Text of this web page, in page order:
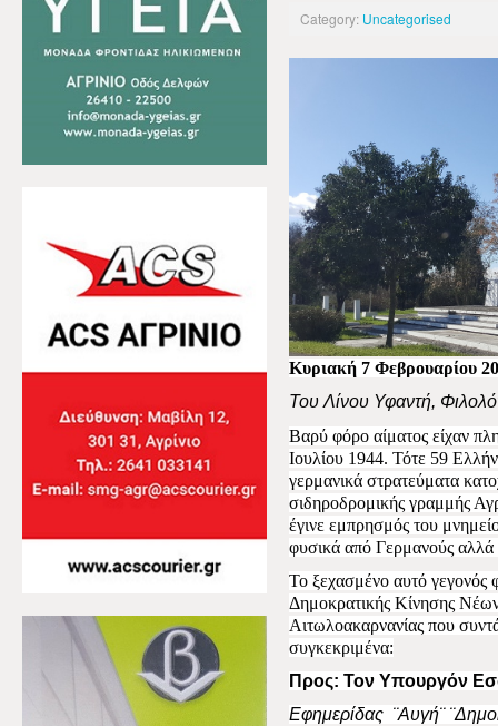
Category: Uncategorised
Κυριακή 7 Φεβρουαρίου
Του Λίνου Υφαντή,
Βαρύ φόρο αίματος είχαν
Ιουλίου 1944. Τότε 59
γερμανικά στρατεύματα
σιδηροδρομικής γραμμής
έγινε εμπρησμός του
φυσικά από Γερμανούς αλλά
Το ξεχασμένο αυτό γεγονός
Δημοκρατικής Κίνησης
Αιτωλοακαρνανίας που
συγκεκριμένα:
Προς: Τον Υπουργόν
Εφημερίδας ¨Αυγή¨